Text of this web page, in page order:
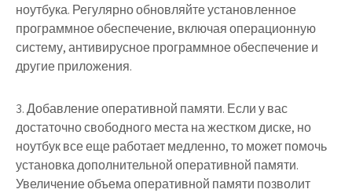
ноутбука. Регулярно обновляйте установленное
программное обеспечение, включая операционную
систему, антивирусное программное обеспечение и
другие приложения.
3. Добавление оперативной памяти. Если у вас
достаточно свободного места на жестком диске, но
ноутбук все еще работает медленно, то может помочь
установка дополнительной оперативной памяти.
Увеличение объема оперативной памяти позволит